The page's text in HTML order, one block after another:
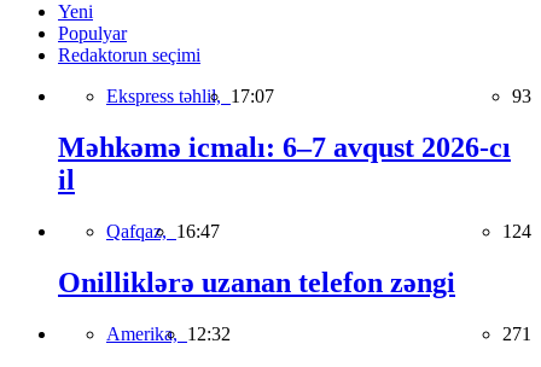
Yeni
Populyar
Redaktorun seçimi
Ekspress təhlil, 17:07 93
Məhkəmə icmalı: 6–7 avqust 2026-cı
il
Qafqaz, 16:47 124
Onilliklərə uzanan telefon zəngi
Amerika, 12:32 271